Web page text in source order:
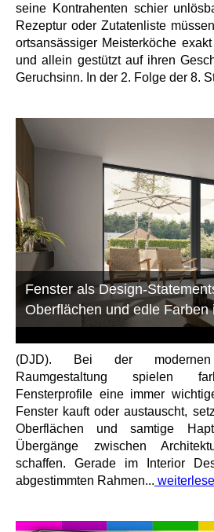
seine Kontrahenten schier
Rezeptur oder Zutatenliste
ortsansässiger Meisterköche
und allein gestützt auf ihren
Geruchsinn. In der 2. Folge der 8.
Fenster als Design-
Oberflächen und edle Farben
(DJD). Bei der
Raumgestaltung spielen
Fensterprofile eine immer
Fenster kauft oder austauscht,
Oberflächen und samtige
Übergänge zwischen
schaffen. Gerade im Interior
abgestimmten Rahmen...